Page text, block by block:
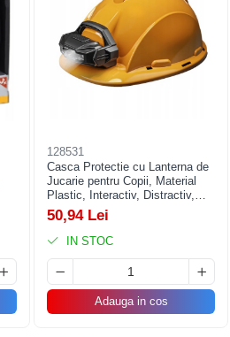
128531
Casca Protectie cu Lanterna de
Jucarie pentru Copii, Material
Plastic, Interactiv, Distractiv,
29.5x19.5x6.5 cm, Portocaliu
50,94 Lei
IN STOC
Adauga in cos